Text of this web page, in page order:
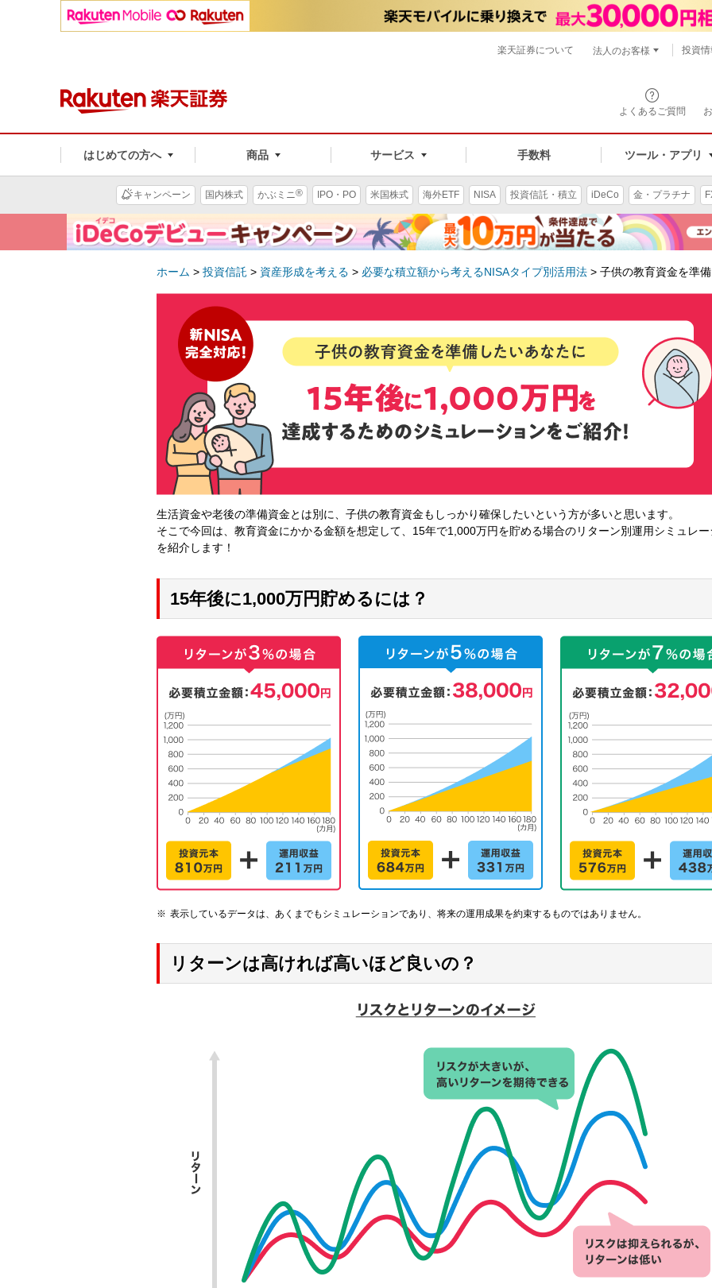
よくあるご質問
はじめての方へ 商品 サービス 手数料 ツール・アプリ
楽天証券について 法人のお客様 投資
キャンペーン 国内株式 かぶミニ® IPO・PO 米国株式 海外ETF NISA 投資信託・積立 iDeCo 金・プラチナ
ホーム > 投資信託 > 資産形成を考える > 必要な積立額から考えるNISAタイプ別活用法 > 子供の教育資金を準
生活資金や老後の準備資金とは別に、子供の教育資金もしっかり確保したいという方が多いと思います。
そこで今回は、教育資金にかかる金額を想定して、15年で1,000万円を貯める場合のリターン別運用シミュレー
を紹介します！
15年後に1,000万円貯めるには？
表示しているデータは、あくまでもシミュレーションであり、将来の運用成果を約束するものではありません。
リターンは高ければ高いほど良いの？